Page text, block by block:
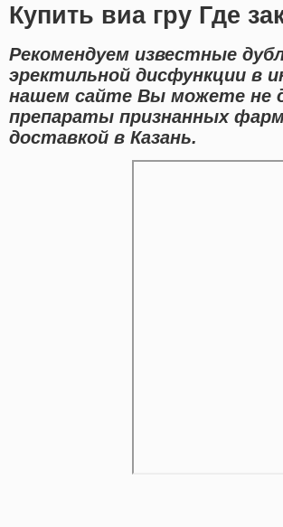
Купить виа гру Где
Рекомендуем известные
эректильной дисфункции в
нашем сайте Вы можете не
препараты признанных
доставкой в Казань.